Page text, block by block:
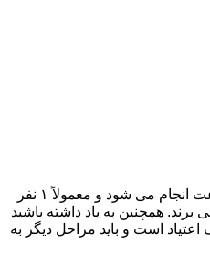
سم زدایی فوق سریع در چند ساعت انجام می شود و معمولاً ۱ نفر
نمی برند. همچنین به یاد داشته باشید
است و باید مراحل دیگر به